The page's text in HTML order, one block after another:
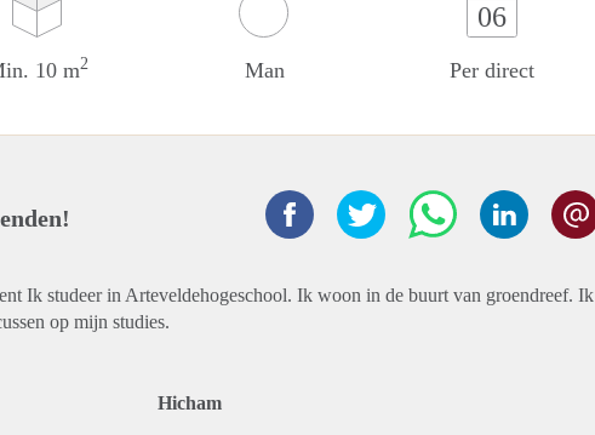
10 m2 Man
06
Per direct
Ik studeer in Arteveldehogeschool. Ik woon in de buurt van groendreef. Ik
op mijn studies.
Hicham